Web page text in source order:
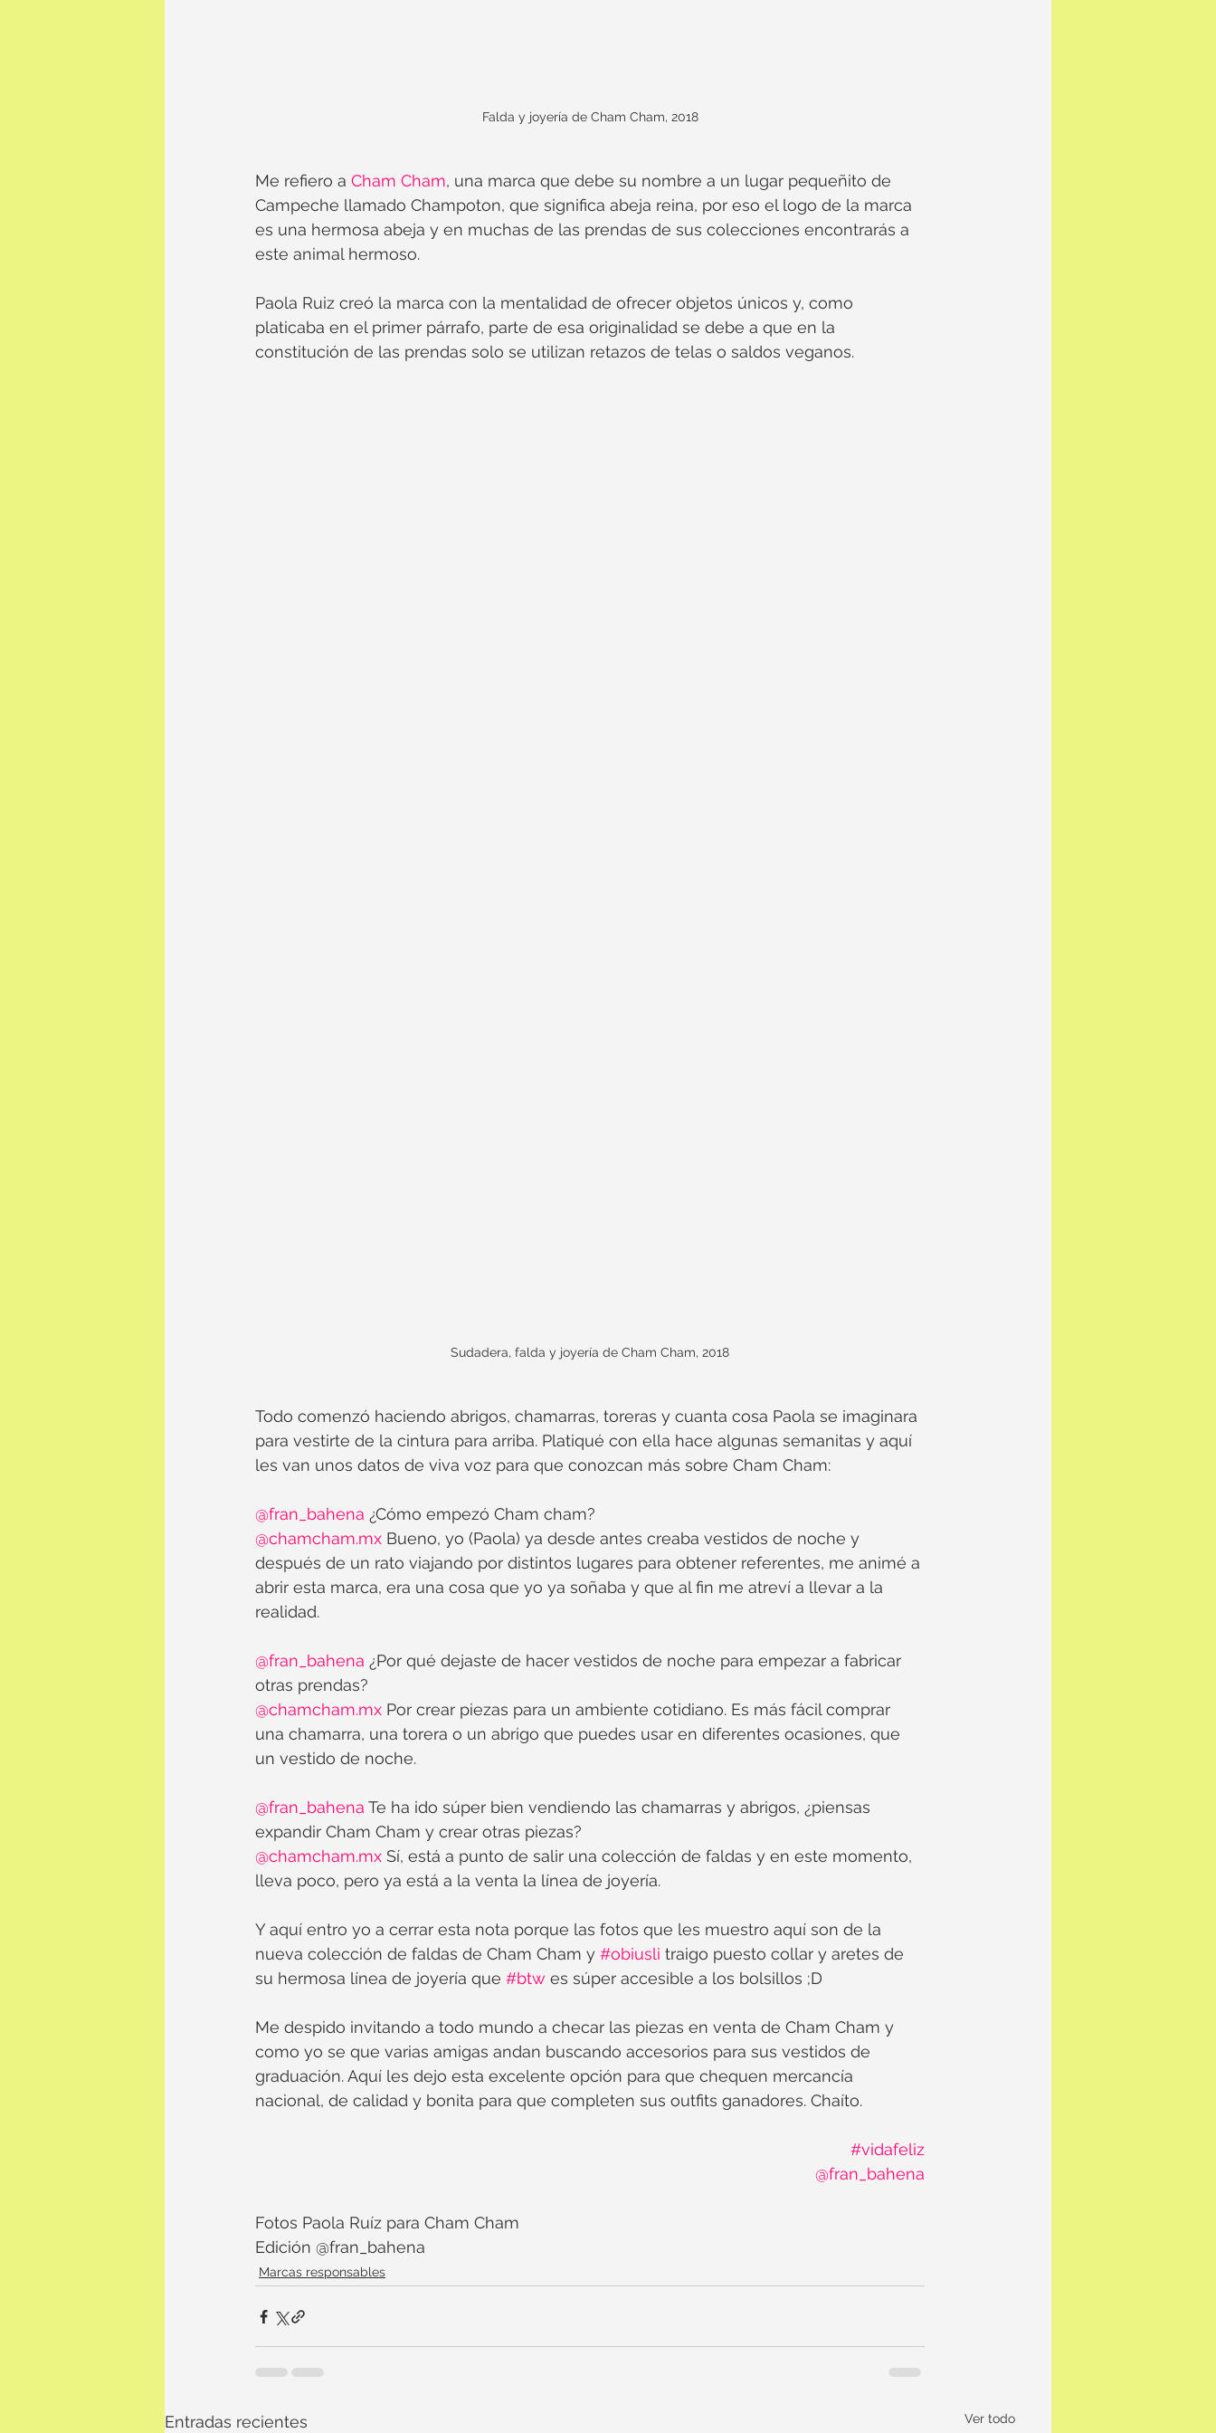
Falda y joyería de Cham Cham, 2018
Me refiero a Cham Cham, una marca que debe su nombre a un lugar pequeñito de
Campeche llamado Champoton, que significa abeja reina, por eso el logo de la marca
es una hermosa abeja y en muchas de las prendas de sus colecciones encontrarás a
este animal hermoso.
Paola Ruiz creó la marca con la mentalidad de ofrecer objetos únicos y, como
platicaba en el primer párrafo, parte de esa originalidad se debe a que en la
constitución de las prendas solo se utilizan retazos de telas o saldos veganos.
Sudadera, falda y joyería de Cham Cham, 2018
Todo comenzó haciendo abrigos, chamarras, toreras y cuanta cosa Paola se imaginara
para vestirte de la cintura para arriba. Platiqué con ella hace algunas semanitas y aquí
les van unos datos de viva voz para que conozcan más sobre Cham Cham:
@fran_bahena ¿Cómo empezó Cham cham?
@chamcham.mx Bueno, yo (Paola) ya desde antes creaba vestidos de noche y
después de un rato viajando por distintos lugares para obtener referentes, me animé a
abrir esta marca, era una cosa que yo ya soñaba y que al fin me atreví a llevar a la
realidad.
@fran_bahena ¿Por qué dejaste de hacer vestidos de noche para empezar a fabricar
otras prendas?
@chamcham.mx Por crear piezas para un ambiente cotidiano. Es más fácil comprar
una chamarra, una torera o un abrigo que puedes usar en diferentes ocasiones, que
un vestido de noche.
@fran_bahena Te ha ido súper bien vendiendo las chamarras y abrigos, ¿piensas
expandir Cham Cham y crear otras piezas?
@chamcham.mx Sí, está a punto de salir una colección de faldas y en este momento,
lleva poco, pero ya está a la venta la línea de joyería.
Y aquí entro yo a cerrar esta nota porque las fotos que les muestro aquí son de la
nueva colección de faldas de Cham Cham y #obiusli traigo puesto collar y aretes de
su hermosa línea de joyería que #btw es súper accesible a los bolsillos ;D
Me despido invitando a todo mundo a checar las piezas en venta de Cham Cham y
como yo se que varias amigas andan buscando accesorios para sus vestidos de
graduación. Aquí les dejo esta excelente opción para que chequen mercancía
nacional, de calidad y bonita para que completen sus outfits ganadores. Chaíto.
#vidafeliz
@fran_bahena
Fotos Paola Ruíz para Cham Cham
Edición @fran_bahena
Marcas responsables
Entradas recientes Ver todo